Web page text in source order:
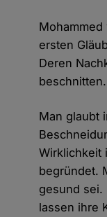
ersten
Deren
beschnitten.
Man glaubt
Wirklichkeit
begründet.
gesund sei.
lassen ihre